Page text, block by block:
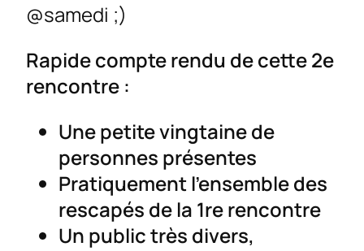
@samedi ;)
Rapide compte rendu de cette 2e
rencontre :
Une petite vingtaine de
personnes présentes
Pratiquement l’ensemble des
rescapés de la 1re rencontre
Un public très divers,